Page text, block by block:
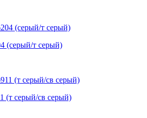
(серый/т серый)
(т серый/св серый)